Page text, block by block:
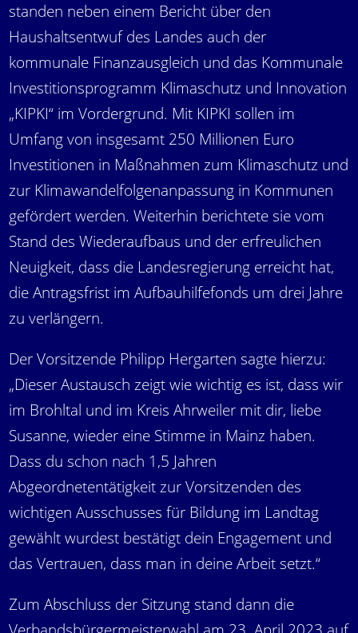
standen neben einem Bericht über den
Haushaltsentwuf des Landes auch der
kommunale Finanzausgleich und das Kommunale
Investitionsprogramm Klimaschutz und Innovation
„KIPKI“ im Vordergrund. Mit KIPKI sollen im
Umfang von insgesamt 250 Millionen Euro
Investitionen in Maßnahmen zum Klimaschutz und
zur Klimawandelfolgenanpassung in Kommunen
gefördert werden. Weiterhin berichtete sie vom
Stand des Wiederaufbaus und der erfreulichen
Neuigkeit, dass die Landesregierung erreicht hat,
die Antragsfrist im Aufbauhilfefonds um drei Jahre
zu verlängern.
Der Vorsitzende Philipp Hergarten sagte hierzu:
„Dieser Austausch zeigt wie wichtig es ist, dass wir
im Brohltal und im Kreis Ahrweiler mit dir, liebe
Susanne, wieder eine Stimme in Mainz haben.
Dass du schon nach 1,5 Jahren
Abgeordnetentätigkeit zur Vorsitzenden des
wichtigen Ausschusses für Bildung im Landtag
gewählt wurdest bestätigt dein Engagement und
das Vertrauen, dass man in deine Arbeit setzt.“
Zum Abschluss der Sitzung stand dann die